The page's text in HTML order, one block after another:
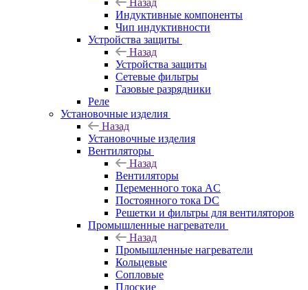
Назад
Индуктивные компоненты
Чип индуктивности
Устройства защиты
Назад
Устройства защиты
Сетевые фильтры
Газовые разрядники
Реле
Установочные изделия
Назад
Установочные изделия
Вентиляторы
Назад
Вентиляторы
Переменного тока AC
Постоянного тока DC
Решетки и фильтры для вентиляторов
Промышленные нагреватели
Назад
Промышленные нагреватели
Кольцевые
Сопловые
Плоские